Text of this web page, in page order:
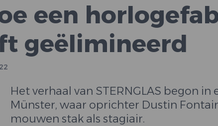
een
geëlimineerd
Het verhaal van STERNGLAS begon
Münster, waar oprichter Dustin
mouwen stak als stagiair.